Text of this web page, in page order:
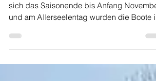
Dank der milden Temperaturen verzögerte
sich das Saisonende bis Anfang November
und am Allerseelentag wurden die Boote